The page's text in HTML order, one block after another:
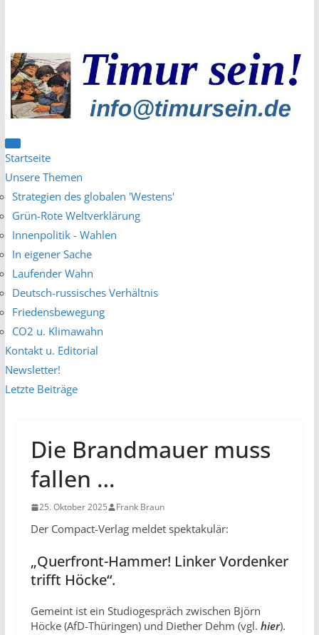
Startseite
Unsere Themen
Strategien des globalen 'Westens'
Grün-Rote Weltverklärung
Innenpolitik - Wahlen
In eigener Sache
Laufender Wahn
Deutsch-russisches Verhältnis
Friedensbewegung
CO2 u. Klimawahn
Kontakt u. Editorial
Newsletter!
Letzte Beiträge
Die Brandmauer muss
fallen …
25. Oktober 2025 Frank Braun
Der Compact-Verlag meldet spektakulär:
„Querfront-Hammer! Linker Vordenker
trifft Höcke“.
Gemeint ist ein Studiogespräch zwischen Björn
Höcke (AfD-Thüringen) und Diether Dehm (vgl. hier).